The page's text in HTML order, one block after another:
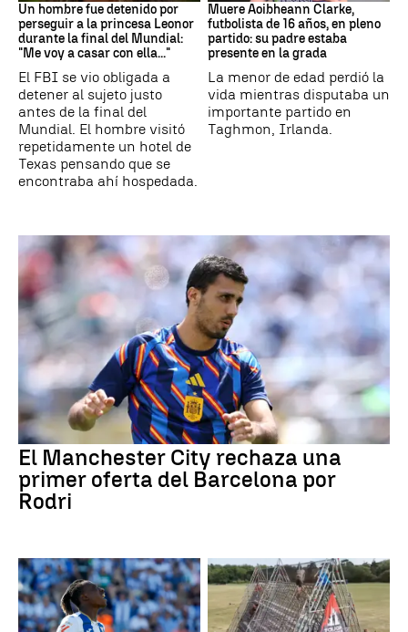
Un hombre fue detenido por
perseguir a la princesa Leonor
durante la final del Mundial:
"Me voy a casar con ella..."
El FBI se vio obligada a
detener al sujeto justo
antes de la final del
Mundial. El hombre visitó
repetidamente un hotel de
Texas pensando que se
encontraba ahí hospedada.
Muere Aoibheann Clarke,
futbolista de 16 años, en pleno
partido: su padre estaba
presente en la grada
La menor de edad perdió la
vida mientras disputaba un
importante partido en
Taghmon, Irlanda.
El Manchester City rechaza una
primer oferta del Barcelona por
Rodri